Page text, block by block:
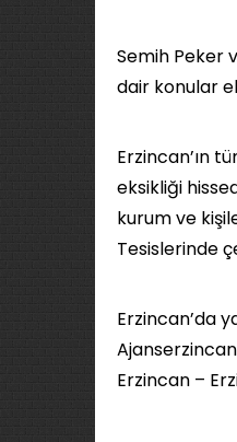
Semih Peker
dair konular
Erzincan’ın
eksikliği
kurum ve
Tesislerinde
Erzincan’da
Erzincan –